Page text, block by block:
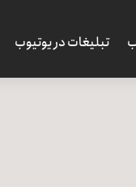
تبلیغات در یوتیوب